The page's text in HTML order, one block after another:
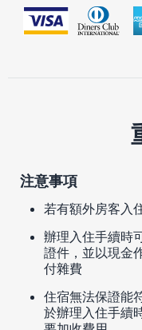
注意事項
若有額外房客入
辦理入住手續時
證件，並以現金
付雜費
住宿無法保證能
於辦理入住手續